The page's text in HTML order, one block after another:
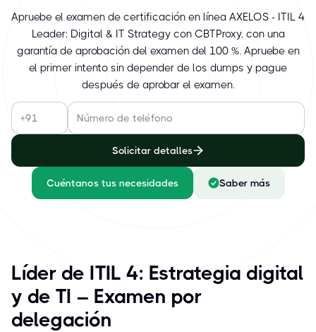
Apruebe el examen de certificación en línea AXELOS - ITIL 4
Leader: Digital & IT Strategy con CBTProxy, con una
garantía de aprobación del examen del 100 %. Apruebe en
el primer intento sin depender de los dumps y pague
después de aprobar el examen.
Solicitar detalles
Cuéntanos tus necesidades Saber más
Líder de ITIL 4: Estrategia digital
y de TI – Examen por
delegación